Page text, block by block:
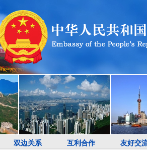
双边关系 互利合作 友好交